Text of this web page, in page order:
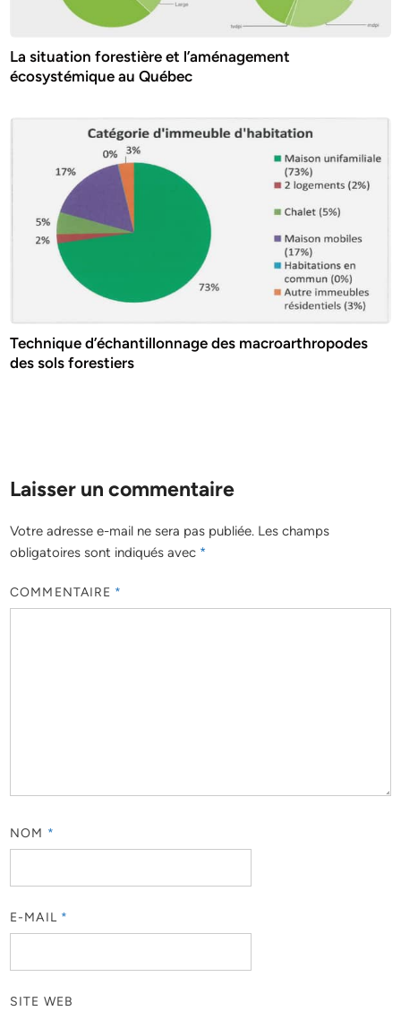
La situation forestière et l’aménagement
écosystémique au Québec
Technique d’échantillonnage des macroarthropodes
des sols forestiers
Laisser un commentaire
Votre adresse e-mail ne sera pas publiée. Les champs
obligatoires sont indiqués avec *
COMMENTAIRE *
NOM *
E-MAIL *
SITE WEB